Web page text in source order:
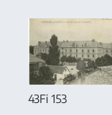
43Fi 153